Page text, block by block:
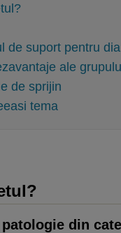
de suport pentru
ale
de sprijin
tema
din